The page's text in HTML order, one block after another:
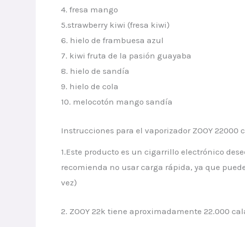
4. fresa mango
5.strawberry kiwi (fresa kiwi)
6. hielo de frambuesa azul
7. kiwi fruta de la pasión guayaba
8. hielo de sandía
9. hielo de cola
10. melocotón mango sandía
Instrucciones para el vaporizador ZOOY 22000
1.Este producto es un cigarrillo electrónico
recomienda no usar carga rápida, ya que
vez)
2. ZOOY 22k tiene aproximadamente 22.000